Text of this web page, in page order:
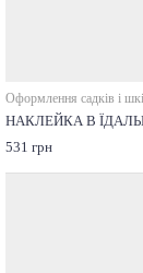
Оформлення садків і
НАКЛЕЙКА В
531 грн